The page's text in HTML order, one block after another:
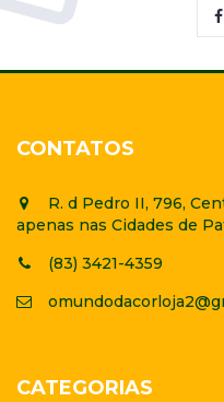
CONTATOS
R. d Pedro II, 796,
apenas nas Cidades de
(83) 3421-4359
CATEGORIAS